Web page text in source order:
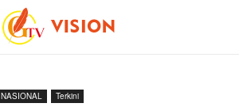
NASIONAL Terkini